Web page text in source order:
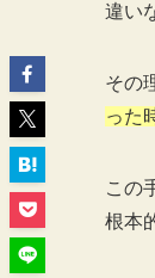
違い
その
った
この
根本